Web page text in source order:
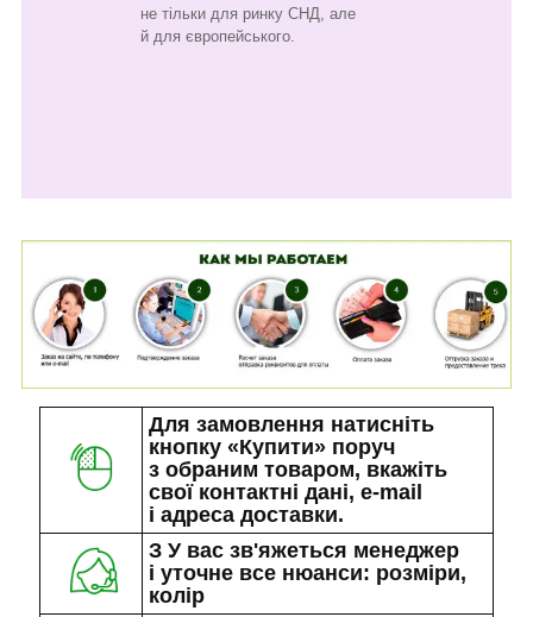
не тільки для ринку СНД, але
й для європейського.
Для замовлення натисніть
кнопку «Купити» поруч
з обраним товаром, вкажіть
свої контактні дані, e-mail
і адреса доставки.
З У вас зв'яжеться менеджер
і уточне все нюанси: розміри,
колір